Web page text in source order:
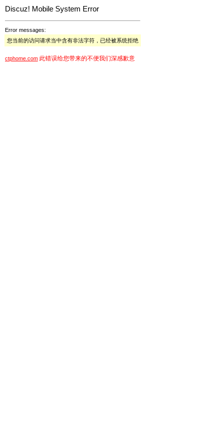
Discuz! Mobile System Error
Error messages:
您当前的访问请求当中含有非法字符，已经被系统拒绝
ctphome.com 此错误给您带来的不便我们深感歉意